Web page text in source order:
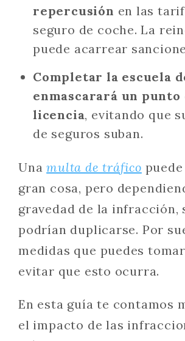
repercusión en las
seguro de coche. La
puede acarrear
Completar la escuela
enmascarará un punto
licencia, evitando que
de seguros suban.
Unamulta de tráfico
gran cosa, pero
gravedad de la infracción,
podrían duplicarse. Por
medidas que puedes
evitar que esto ocurra.
En esta guía te contamos
el impacto de las